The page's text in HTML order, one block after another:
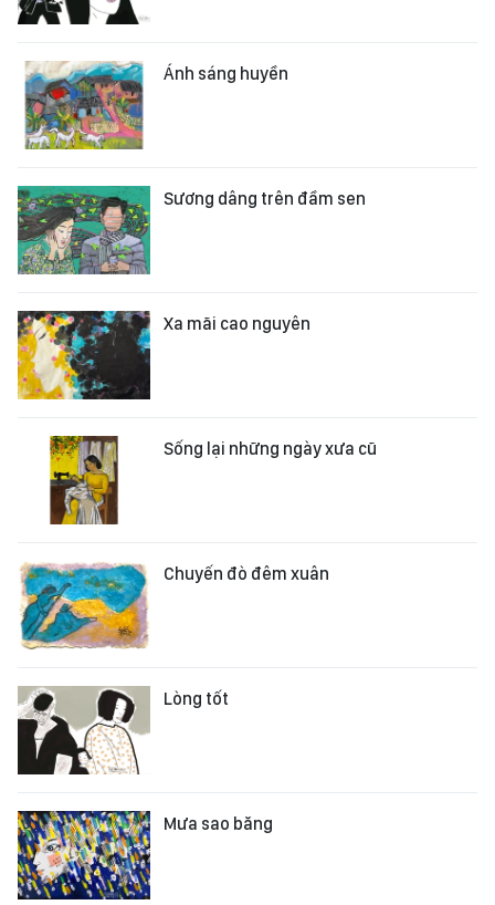
Ánh sáng huyền
Sương dâng trên đầm sen
Xa mãi cao nguyên
Sống lại những ngày xưa cũ
Chuyến đò đêm xuân
Lòng tốt
Mưa sao băng